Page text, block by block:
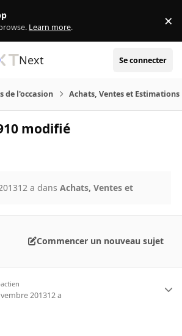
Learn more. ×
Next Se connecter
de l'occasion Achats, Ventes et Estimations
modifié
12 a dansAchats, Ventes et
Commencer un nouveau sujet
201312 a